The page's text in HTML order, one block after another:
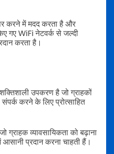
करने में मदद करता है और
गए WiFi नेटवर्क से जल्दी
करता है।
उपकरण है जो ग्राहकों
करने के लिए प्रोत्साहित
ग्राहक व्यावसायिकता को बढ़ाना
प्रदान करना चाहती हैं।